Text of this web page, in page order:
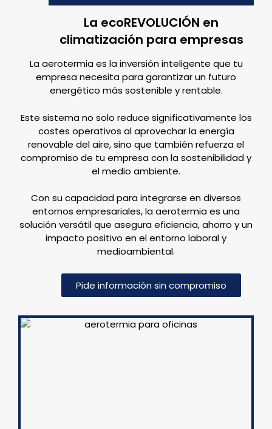
La ecoREVOLUCIÓN en
climatización para empresas
La aerotermia es la inversión inteligente que tu
empresa necesita para garantizar un futuro
energético más sostenible y rentable.
Este sistema no solo reduce significativamente los
costes operativos al aprovechar la energía
renovable del aire, sino que también refuerza el
compromiso de tu empresa con la sostenibilidad y
el medio ambiente.
Con su capacidad para integrarse en diversos
entornos empresariales, la aerotermia es una
solución versátil que asegura eficiencia, ahorro y un
impacto positivo en el entorno laboral y
medioambiental.
Pide información sin compromiso